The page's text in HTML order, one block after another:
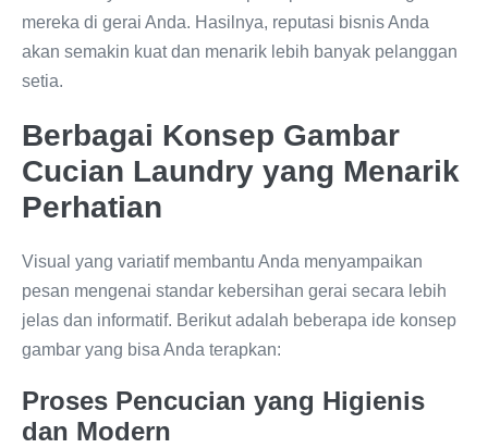
mereka di gerai Anda. Hasilnya, reputasi bisnis Anda
akan semakin kuat dan menarik lebih banyak pelanggan
setia.
Berbagai Konsep Gambar
Cucian Laundry yang Menarik
Perhatian
Visual yang variatif membantu Anda menyampaikan
pesan mengenai standar kebersihan gerai secara lebih
jelas dan informatif. Berikut adalah beberapa ide konsep
gambar yang bisa Anda terapkan:
Proses Pencucian yang Higienis
dan Modern